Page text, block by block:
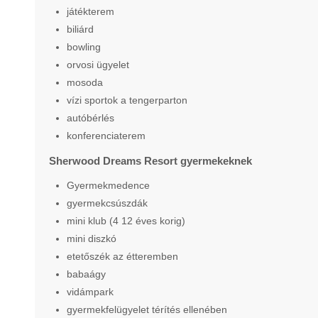
játékterem
biliárd
bowling
orvosi ügyelet
mosoda
vízi sportok a tengerparton
autóbérlés
konferenciaterem
Sherwood Dreams Resort gyermekeknek
Gyermekmedence
gyermekcsúszdák
mini klub (4 12 éves korig)
mini diszkó
etetőszék az étteremben
babaágy
vidámpark
gyermekfelügyelet térítés ellenében